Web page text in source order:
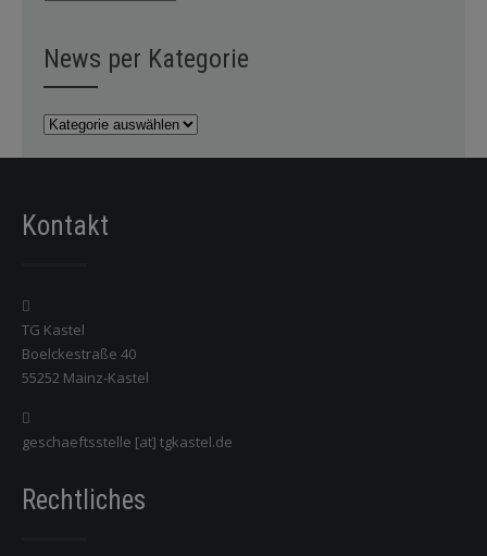
News per Kategorie
News
Kontakt
TG Kastel
Boelckestraße 40
55252 Mainz-Kastel
geschaeftsstelle [at] tgkastel.de
Rechtliches